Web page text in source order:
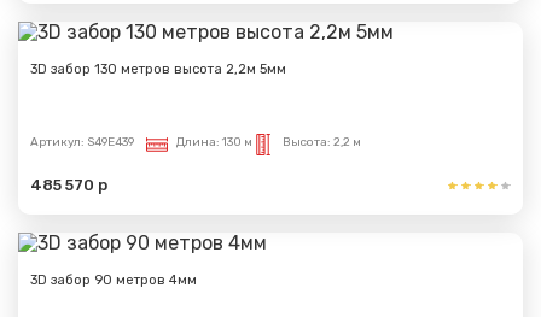
3D забор 130 метров высота 2,2м 5мм
Артикул: S49E439 Длина: 130 м Высота: 2,2 м
485 570 р
3D забор 90 метров 4мм